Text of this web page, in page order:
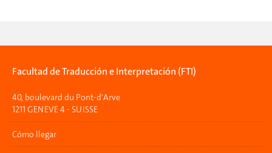
Facultad de Traducción e Interpretación (FTI)
40, boulevard du Pont-d'Arve
1211 GENEVE 4 - SUISSE
Cómo llegar